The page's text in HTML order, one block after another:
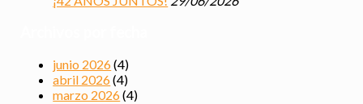
junio 2026(4)
abril 2026(4)
marzo 2026(4)